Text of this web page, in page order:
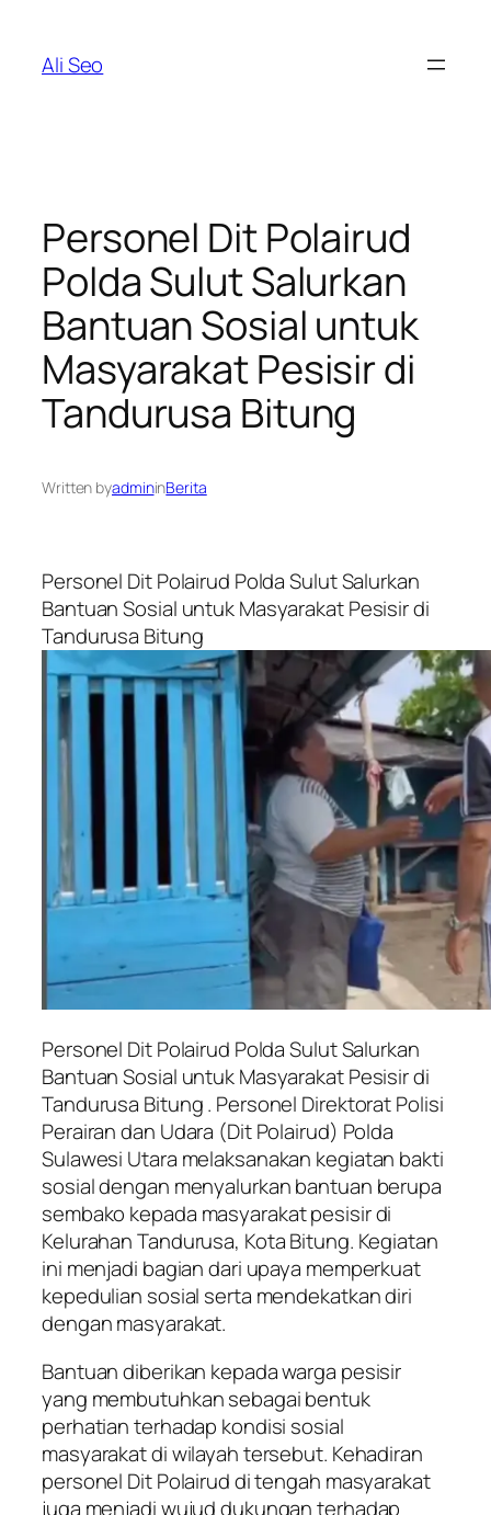
content
Ali Seo
Personel Dit Polairud
Polda Sulut Salurkan
Bantuan Sosial untuk
Masyarakat Pesisir di
Tandurusa Bitung
Written byadmininBerita
Personel Dit Polairud Polda Sulut Salurkan
Bantuan Sosial untuk Masyarakat Pesisir di
Tandurusa Bitung
Personel Dit Polairud Polda Sulut Salurkan
Bantuan Sosial untuk Masyarakat Pesisir di
Tandurusa Bitung . Personel Direktorat Polisi
Perairan dan Udara (Dit Polairud) Polda
Sulawesi Utara melaksanakan kegiatan bakti
sosial dengan menyalurkan bantuan berupa
sembako kepada masyarakat pesisir di
Kelurahan Tandurusa, Kota Bitung. Kegiatan
ini menjadi bagian dari upaya memperkuat
kepedulian sosial serta mendekatkan diri
dengan masyarakat.
Bantuan diberikan kepada warga pesisir
yang membutuhkan sebagai bentuk
perhatian terhadap kondisi sosial
masyarakat di wilayah tersebut. Kehadiran
personel Dit Polairud di tengah masyarakat
juga menjadi wujud dukungan terhadap